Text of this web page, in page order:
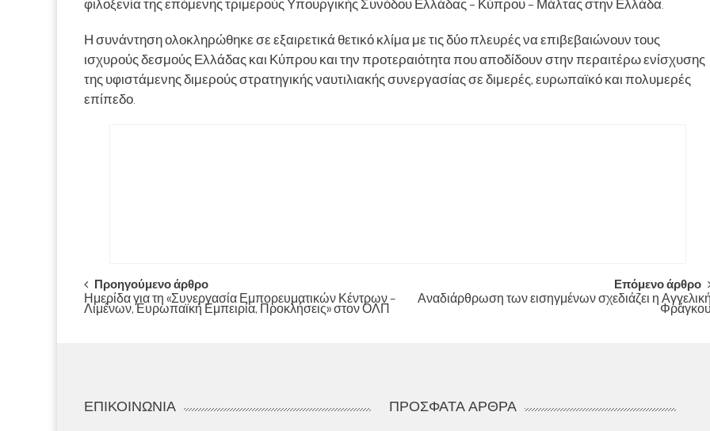
φιλοξενία της επόμενης τριμερούς Υπουργικής Συνόδου Ελλάδας – Κύπρου – Μάλτας στην Ελλάδα.
Η συνάντηση ολοκληρώθηκε σε εξαιρετικά θετικό κλίμα με τις δύο πλευρές να επιβεβαιώνουν τους
ισχυρούς δεσμούς Ελλάδας και Κύπρου και την προτεραιότητα που αποδίδουν στην περαιτέρω ενίσχυσης
της υφιστάμενης διμερούς στρατηγικής ναυτιλιακής συνεργασίας σε διμερές, ευρωπαϊκό και πολυμερές
επίπεδο.
Post
navigation
Προηγούμενο άρθρο
Ημερίδα για τη «Συνεργασία Εμπορευματικών Κέντρων –
Λιμένων, Ευρωπαϊκή Εμπειρία, Προκλήσεις» στον ΟΛΠ
Επόμενο άρθρο
Αναδιάρθρωση των εισηγμένων σχεδιάζει η
ΕΠΙΚΟΙΝΩΝΊΑ ΠΡΌΣΦΑΤΑ ΆΡΘΡΑ